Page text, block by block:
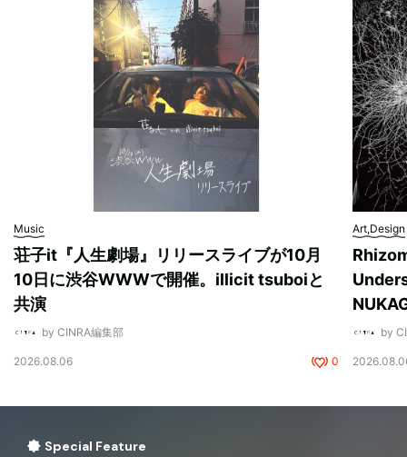
Music
荘子it『人生劇場』リリースライブが10月
10日に渋谷WWWで開催。illicit tsuboiと
共演
by CINRA編集部
2026.08.06 0
Art,Design
by
Special Feature